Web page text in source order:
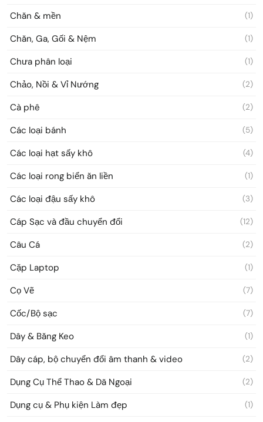
Chăn & mền (1)
Chăn, Ga, Gối & Nệm (1)
Chưa phân loại (1)
Chảo, Nồi & Vỉ Nướng (2)
Cà phê (2)
Các loại bánh (5)
Các loại hạt sấy khô (4)
Các loại rong biển ăn liền (1)
Các loại đậu sấy khô (3)
Cáp Sạc và đầu chuyển đổi (12)
Câu Cá (2)
Cặp Laptop (1)
Cọ Vẽ (7)
Cốc/Bộ sạc (7)
Dây & Băng Keo (1)
Dây cáp, bộ chuyển đổi âm thanh & video (2)
Dụng Cụ Thể Thao & Dã Ngoại (2)
Dụng cụ & Phụ kiện Làm đẹp (1)